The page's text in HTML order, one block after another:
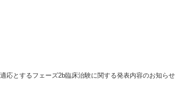
応とするフェーズ2b臨床治験に関する発表内容のお知らせ